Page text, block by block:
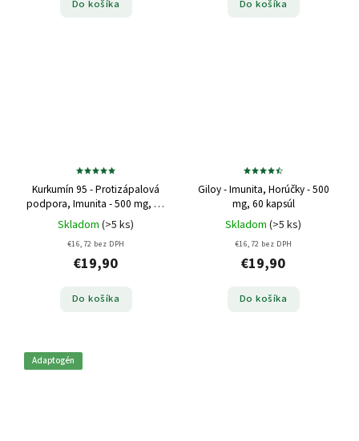
Do košíka Do košíka
Kurkumín 95 - Protizápalová
podpora, Imunita - 500 mg, 60
kapsúl
Skladom (>5 ks)
€16,72 bez DPH
€19,90
Do košíka
Giloy - Imunita, Horúčky - 500
mg, 60 kapsúl
Skladom (>5 ks)
€16,72 bez DPH
€19,90
Do košíka
Adaptogén